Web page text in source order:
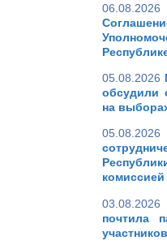
06.08.2026
05.08.2026
обсудили
на
05.08.2026
03.08.2026
почтила